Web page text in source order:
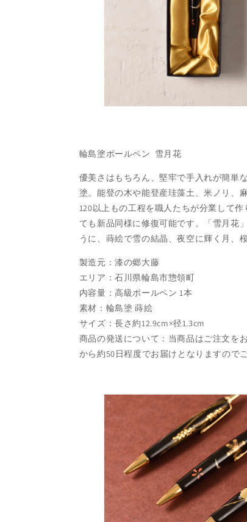
輪島塗ボールペン 雪月花
優美さはもちろん、堅牢で手入れが簡単
塗。能登の木や能登産珪藻土、米ノリ、
120以上もの工程を職人たちが分業して
ても新品同様に修復可能です。「雪月花
うに、蒔絵で雪の結晶、夜空に輝く月、
製造元：漆の郷大藤
エリア：石川県輪島市惣領町
内容量：高級ボールペン 1本
素材：輪島塗 蒔絵
サイズ：長さ約12.9cm×径1.3cm
商品の発送について：当商品はご注文を
から約50日程度でお届けとなりますので